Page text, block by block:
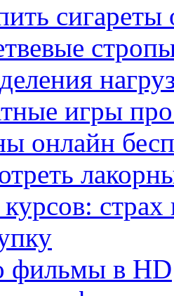
игры
онлайн
фильмы в HD